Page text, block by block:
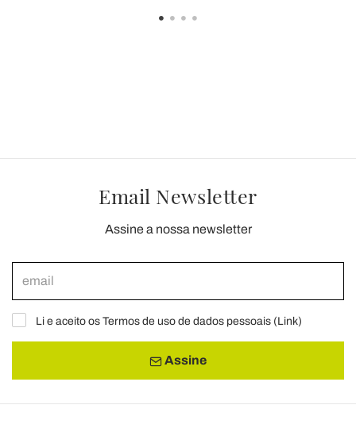
Email Newsletter
Assine a nossa newsletter
Li e aceito os Termos de uso de dados pessoais (Link)
Assine